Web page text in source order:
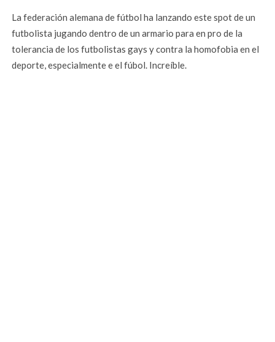
La federación alemana de fútbol ha lanzando este spot de un
futbolista jugando dentro de un armario para en pro de la
tolerancia de los futbolistas gays y contra la homofobia en el
deporte, especialmente e el fúbol. Increíble.